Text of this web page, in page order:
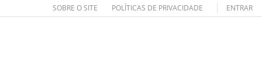
SOBRE O SITE POLÍTICAS DE PRIVACIDADE ENTRAR